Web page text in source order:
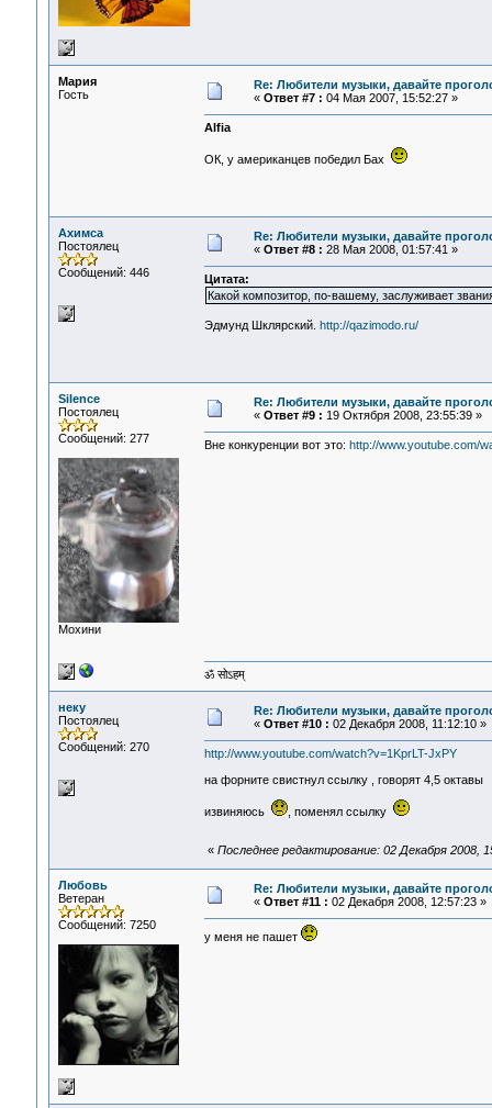
Мария
Гость
Re: Любители музыки, давайте
« Ответ #7 : 04 Мая 2007, 15:52:27 »
Alfia
ОК, у американцев победил Бах
Ахимса
Постоялец
Сообщений: 446
Re: Любители музыки, давайте
« Ответ #8 : 28 Мая 2008, 01:57:41 »
Цитата:
Какой композитор, по-вашему, заслуживает
Эдмунд Шклярский. http://qazimodo.ru/
Silence
Постоялец
Сообщений: 277
Мохини
Re: Любители музыки, давайте
« Ответ #9 : 19 Октября 2008, 23:55:39 »
Вне конкуренции вот это: http://www.youtube.com/
ॐ सोऽहम्
неку
Постоялец
Сообщений: 270
Re: Любители музыки, давайте
« Ответ #10 : 02 Декабря 2008, 11:12:10 »
http://www.youtube.com/watch?v=1KprLT-JxPY
на форните свистнул ссылку , говорят 4,5 октавы
извиняюсь , поменял ссылку
« Последнее редактирование: 02 Декабря 2008,
Любовь
Ветеран
Сообщений: 7250
Re: Любители музыки, давайте
« Ответ #11 : 02 Декабря 2008, 12:57:23 »
у меня не пашет